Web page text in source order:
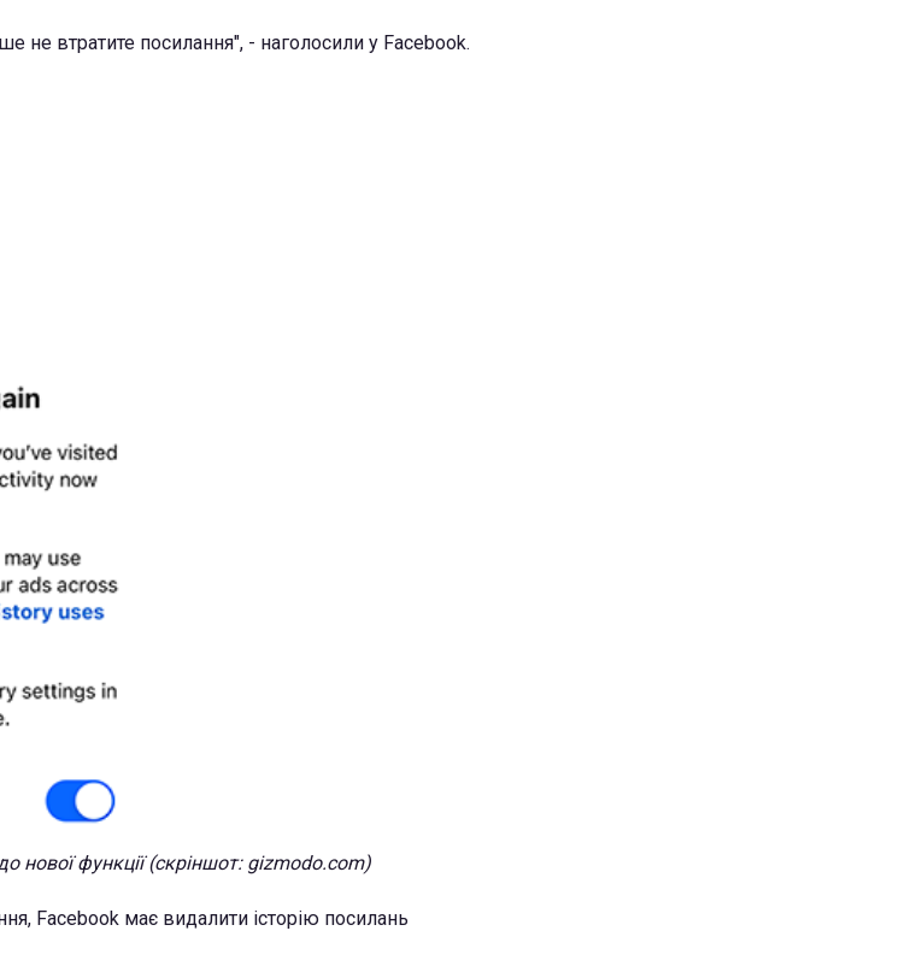
не втратите посилання", - наголосили у Facebook.
нової функції (скріншот: gizmodo.com)
Facebook має видалити історію посилань